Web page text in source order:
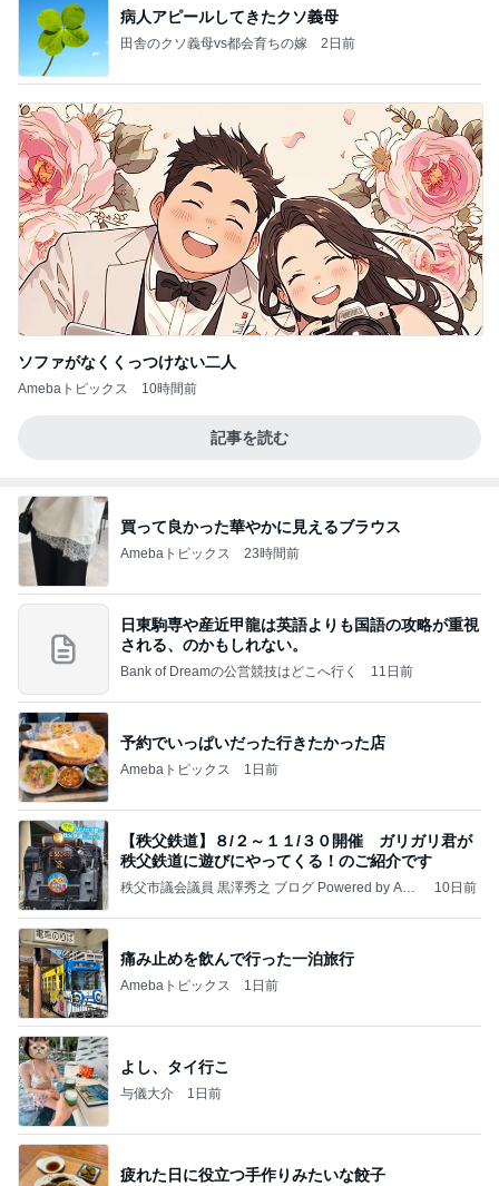
病人アピールしてきたクソ義母
田舎のクソ義母vs都会育ちの嫁 2日前
ソファがなくくっつけない二人
Amebaトピックス 10時間前
記事を読む
買って良かった華やかに見えるブラウス
Amebaトピックス 23時間前
日東駒専や産近甲龍は英語よりも国語の攻略が重視
される、のかもしれない。
Bank of Dreamの公営競技はどこへ行く 11日前
予約でいっぱいだった行きたかった店
Amebaトピックス 1日前
【秩父鉄道】８/２～１１/３０開催 ガリガリ君が
秩父鉄道に遊びにやってくる！のご紹介です
秩父市議会議員 黒澤秀之 ブログ Powered by Ame
10日前
痛み止めを飲んで行った一泊旅行
Amebaトピックス 1日前
よし、タイ行こ
与儀大介 1日前
疲れた日に役立つ手作りみたいな餃子